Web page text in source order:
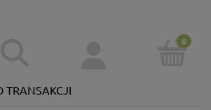
TRANSAKCJI